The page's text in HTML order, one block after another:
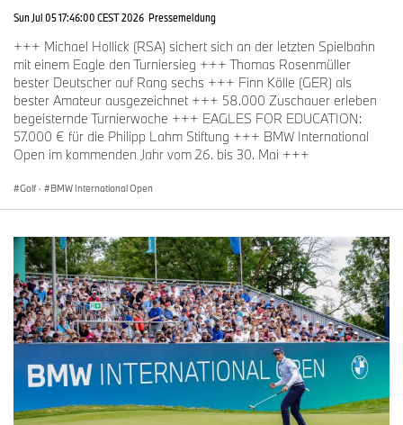
Sun Jul 05 17:46:00 CEST 2026 Pressemeldung
+++ Michael Hollick (RSA) sichert sich an der letzten Spielbahn
mit einem Eagle den Turniersieg +++ Thomas Rosenmüller
bester Deutscher auf Rang sechs +++ Finn Kölle (GER) als
bester Amateur ausgezeichnet +++ 58.000 Zuschauer erleben
begeisternde Turnierwoche +++ EAGLES FOR EDUCATION:
57.000 € für die Philipp Lahm Stiftung +++ BMW International
Open im kommenden Jahr vom 26. bis 30. Mai +++
Golf · BMW International Open